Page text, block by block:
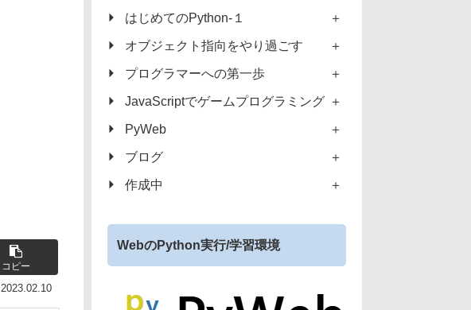
コピー
2023.02.10
はじめてのPython-１
オブジェクト指向をやり過ごす
プログラマーへの第一歩
JavaScriptでゲームプログラミング
PyWeb
ブログ
作成中
WebのPython実行/学習環境